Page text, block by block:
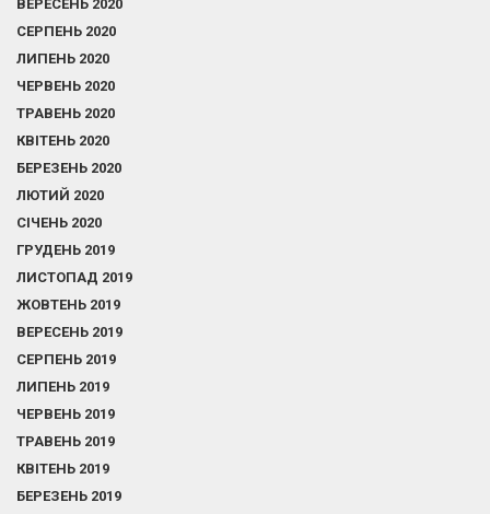
ВЕРЕСЕНЬ 2020
СЕРПЕНЬ 2020
ЛИПЕНЬ 2020
ЧЕРВЕНЬ 2020
ТРАВЕНЬ 2020
КВІТЕНЬ 2020
БЕРЕЗЕНЬ 2020
ЛЮТИЙ 2020
СІЧЕНЬ 2020
ГРУДЕНЬ 2019
ЛИСТОПАД 2019
ЖОВТЕНЬ 2019
ВЕРЕСЕНЬ 2019
СЕРПЕНЬ 2019
ЛИПЕНЬ 2019
ЧЕРВЕНЬ 2019
ТРАВЕНЬ 2019
КВІТЕНЬ 2019
БЕРЕЗЕНЬ 2019